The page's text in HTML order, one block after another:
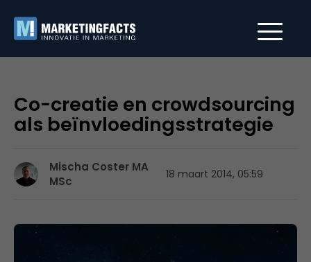
Co-creatie en crowdsourcing
als beïnvloedingsstrategie
Mischa Coster MA
MSc
18 maart 2014, 05:59